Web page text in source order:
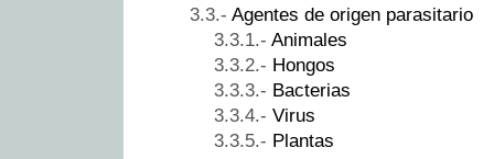
Agentes de origen parasitario
Animales
Hongos
Bacterias
Virus
Plantas